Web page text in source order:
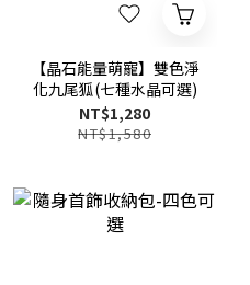
【晶石能量萌寵】雙色淨
化九尾狐(七種水晶可選)
NT$1,280
NT$1,580